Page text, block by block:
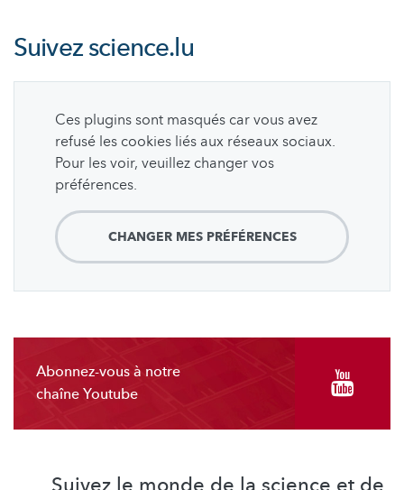
Suivezscience.lu
Ces plugins sont masqués car vous avez
refusé les cookies liés aux réseaux sociaux.
Pour les voir, veuillez changer vos
préférences.
CHANGER MES PRÉFÉRENCES
Abonnez-vous à notre
chaîne Youtube